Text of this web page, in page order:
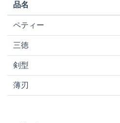
品名
ペティー
三徳
剣型
薄刃